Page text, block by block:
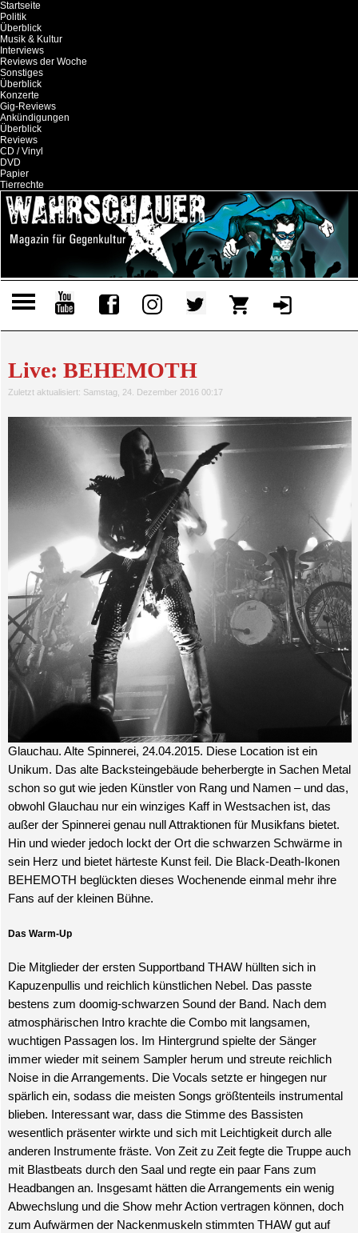
Startseite
Politik
Überblick
Musik & Kultur
Interviews
Reviews der Woche
Sonstiges
Überblick
Konzerte
Gig-Reviews
Ankündigungen
Überblick
Reviews
CD / Vinyl
DVD
Papier
Tierrechte
Live: BEHEMOTH
Zuletzt aktualisiert: Samstag, 24. Dezember 2016 00:17
Glauchau. Alte Spinnerei, 24.04.2015. Diese Location ist ein
Unikum. Das alte Backsteingebäude beherbergte in Sachen Metal
schon so gut wie jeden Künstler von Rang und Namen – und das,
obwohl Glauchau nur ein winziges Kaff in Westsachen ist, das
außer der Spinnerei genau null Attraktionen für Musikfans bietet.
Hin und wieder jedoch lockt der Ort die schwarzen Schwärme in
sein Herz und bietet härteste Kunst feil. Die Black-Death-Ikonen
BEHEMOTH beglückten dieses Wochenende einmal mehr ihre
Fans auf der kleinen Bühne.
Das Warm-Up
Die Mitglieder der ersten Supportband THAW hüllten sich in
Kapuzenpullis und reichlich künstlichen Nebel. Das passte
bestens zum doomig-schwarzen Sound der Band. Nach dem
atmosphärischen Intro krachte die Combo mit langsamen,
wuchtigen Passagen los. Im Hintergrund spielte der Sänger
immer wieder mit seinem Sampler herum und streute reichlich
Noise in die Arrangements. Die Vocals setzte er hingegen nur
spärlich ein, sodass die meisten Songs größtenteils instrumental
blieben. Interessant war, dass die Stimme des Bassisten
wesentlich präsenter wirkte und sich mit Leichtigkeit durch alle
anderen Instrumente fräste. Von Zeit zu Zeit fegte die Truppe auch
mit Blastbeats durch den Saal und regte ein paar Fans zum
Headbangen an. Insgesamt hätten die Arrangements ein wenig
Abwechslung und die Show mehr Action vertragen können, doch
zum Aufwärmen der Nackenmuskeln stimmten THAW gut auf